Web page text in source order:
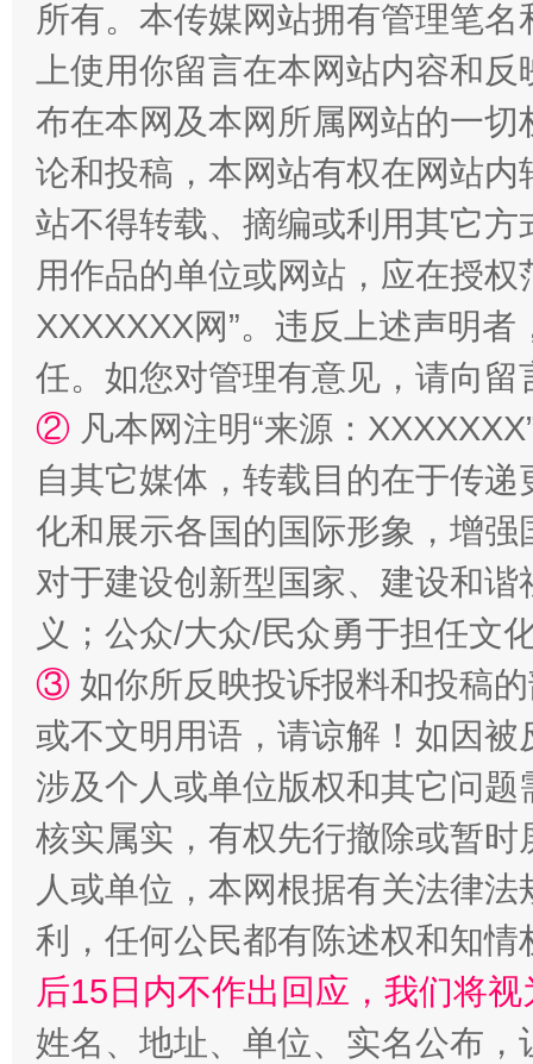
国家大学科技园优化重塑工作
扯下公款旅游的“隐身衣” 如何以
所有。本传媒网站拥有管理笔
上使用你留言在本网站内容和
布在本网及本网所属网站的一
论和投稿，本网站有权在网站
站不得转载、摘编或利用其它
用作品的单位或网站，应在授
XXXXXXX网”。违反上述声明
任。如您对管理有意见，请向
② 凡本网注明“来源：
自其它媒体，转载目的在于传
化和展示各国的国际形象，增
对于建设创新型国家、建设和
义；公众/大众/民众勇于担任文
③ 如你所反映投诉报料和投稿
或不文明用语，请谅解！如因
涉及个人或单位版权和其它问题
核实属实，有权先行撤除或暂
人或单位，本网根据有关法律
利，任何公民都有陈述权和知情
后15日内不作出回应，我们将
姓名、地址、单位、实名公布